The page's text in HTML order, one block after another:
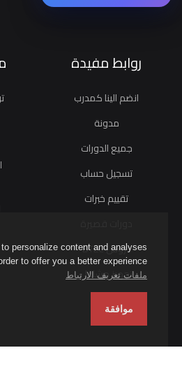
personalize content and analyses
to offer you a better experience.
ملفات تعريف الارتباط
موافقة
روابط مفيدة
انضم الينا كمدرب
مدونة
جميع الدورات
تسجيل حساب
تقييم خبرات
دروس BTEC
تجهيز مشاغل